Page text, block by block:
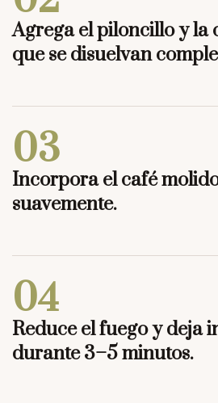
Agrega el piloncillo y la
que se disuelvan
03
Incorpora el café
suavemente.
04
Reduce el fuego y deja
durante 3–5 minutos.